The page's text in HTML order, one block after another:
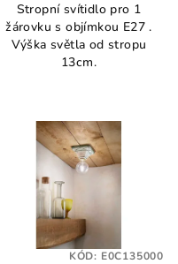
Stropní svítidlo pro 1
žárovku s objímkou E27 .
Výška světla od stropu
13cm.
KÓD: E0C135000